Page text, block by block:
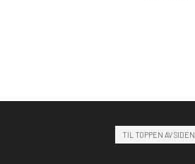
TIL TOPPEN AV SIDEN